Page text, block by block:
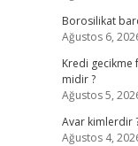
Borosilikat
Ağustos 6,
Kredi gecikme
midir ?
Ağustos 5,
Avar kimlerdir
Ağustos 4,